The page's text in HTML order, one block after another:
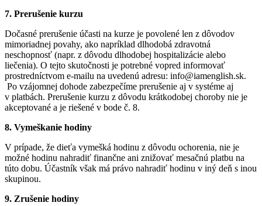
7. Prerušenie kurzu
Dočasné prerušenie účasti na kurze je povolené len z dôvodov
mimoriadnej povahy, ako napríklad dlhodobá zdravotná
neschopnosť (napr. z dôvodu dlhodobej hospitalizácie alebo
liečenia). O tejto skutočnosti je potrebné vopred informovať
prostredníctvom e-mailu na uvedenú adresu: info@iamenglish.sk.
Po vzájomnej dohode zabezpečíme prerušenie aj v systéme aj
v platbách. Prerušenie kurzu z dôvodu krátkodobej choroby nie je
akceptované a je riešené v bode č. 8.
8. Vymeškanie hodiny
V prípade, že dieťa vymešká hodinu z dôvodu ochorenia, nie je
možné hodinu nahradiť finančne ani znižovať mesačnú platbu na
túto dobu. Účastník však má právo nahradiť hodinu v iný deň s inou
skupinou.
9. Zrušenie hodiny